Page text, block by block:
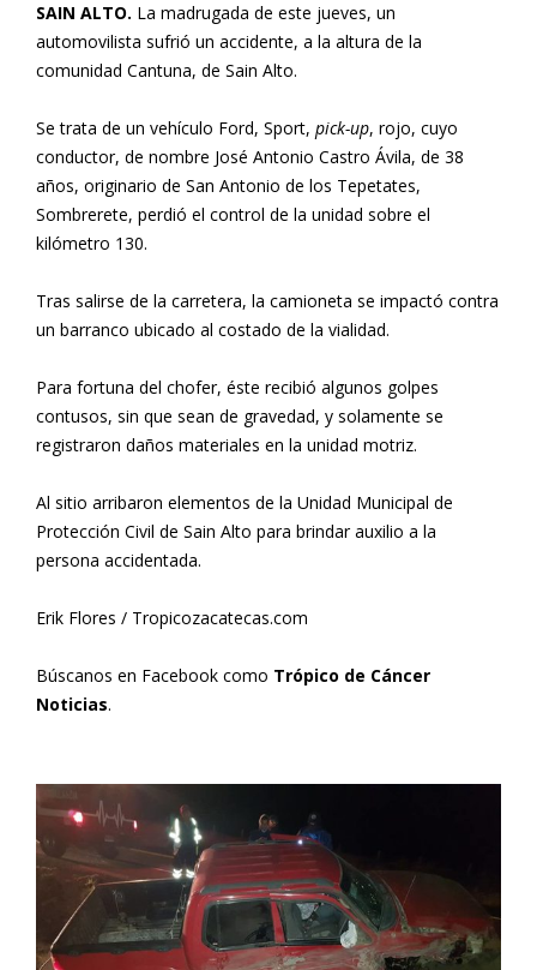
SAIN ALTO. La madrugada de este jueves, un
automovilista sufrió un accidente, a la altura de la
comunidad Cantuna, de Sain Alto.
Se trata de un vehículo Ford, Sport, pick-up, rojo, cuyo
conductor, de nombre José Antonio Castro Ávila, de 38
años, originario de San Antonio de los Tepetates,
Sombrerete, perdió el control de la unidad sobre el
kilómetro 130.
Tras salirse de la carretera, la camioneta se impactó contra
un barranco ubicado al costado de la vialidad.
Para fortuna del chofer, éste recibió algunos golpes
contusos, sin que sean de gravedad, y solamente se
registraron daños materiales en la unidad motriz.
Al sitio arribaron elementos de la Unidad Municipal de
Protección Civil de Sain Alto para brindar auxilio a la
persona accidentada.
Erik Flores / Tropicozacatecas.com
Búscanos en Facebook como Trópico de Cáncer
Noticias.